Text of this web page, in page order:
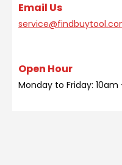
Email Us
Open Hour
Monday to Friday: